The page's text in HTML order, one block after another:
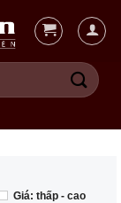
Giá: thấp - cao